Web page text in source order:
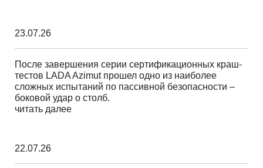
23.07.26
После завершения серии сертификационных краш-
тестов LADA Azimut прошел одно из наиболее
сложных испытаний по пассивной безопасности –
боковой удар о столб.
читать далее
22.07.26